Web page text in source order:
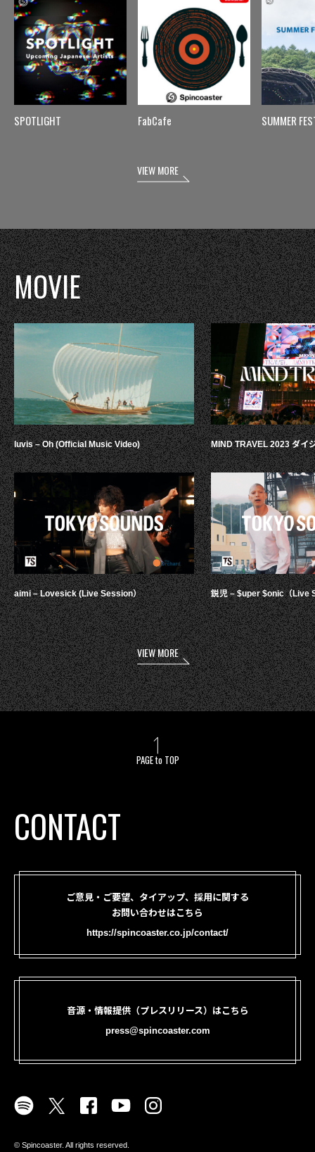
SPOTLIGHT FabCafe SUMMER
VIEW MORE
MOVIE
luvis – Oh (Official Music Video)
aimi – Lovesick (Live Session）
MIND TRAVEL 2023 ダイ
鋭児 – $uper $onic（Live
VIEW MORE
PAGE to TOP
CONTACT
ご意見・ご要望、タイアップ、採用に関する
お問い合わせはこちら
https://spincoaster.co.jp/contact/
音源・情報提供（プレスリリース）はこちら
press@spincoaster.com
©︎ Spincoaster. All rights reserved.